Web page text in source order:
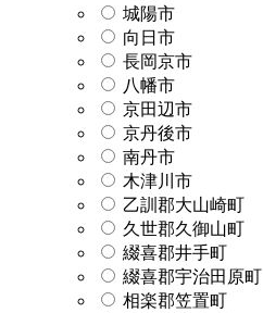
城陽市
向日市
長岡京市
八幡市
京田辺市
京丹後市
南丹市
木津川市
乙訓郡大山崎町
久世郡久御山町
綴喜郡井手町
綴喜郡宇治田原町
相楽郡笠置町